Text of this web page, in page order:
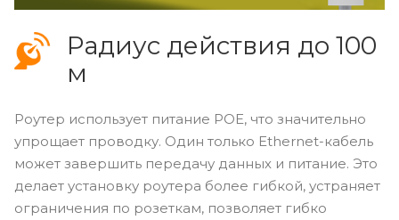
Радиус действия до 100
м
Роутер использует питание POE, что значительно
упрощает проводку. Один только Ethernet-кабель
может завершить передачу данных и питание. Это
делает установку роутера более гибкой, устраняет
ограничения по розеткам, позволяет гибко